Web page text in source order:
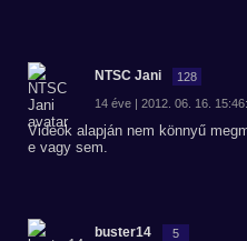
NTSC Jani 128
14 éve | 2012. 06. 16.
Videók alapján nem könnyű
e vagy sem.
buster14 5